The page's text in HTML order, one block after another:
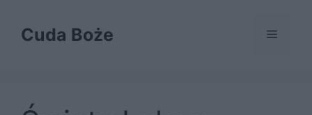
treściCuda Boże Menu